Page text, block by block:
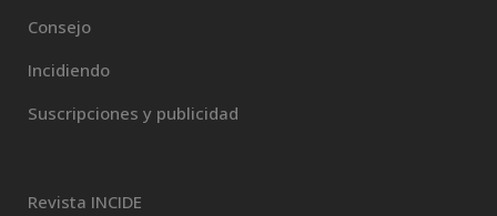
Consejo
Incidiendo
Suscripciones y publicidad
Revista INCIDE